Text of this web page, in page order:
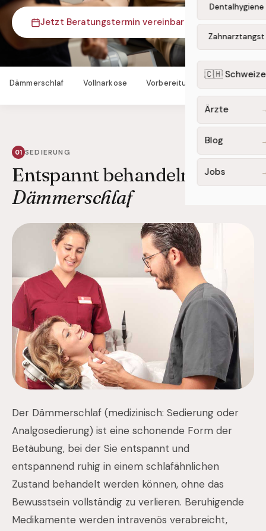
Dentalhygiene
Zahnarztangst
🇨🇭
Ärzte
Blog
Jobs
Jetzt Beratungstermin vereinbaren
Dämmerschlaf Vollnarkose Vorbereitung
SEDIERUNG
Entspannt behandeln im
Dämmerschlaf
Der Dämmerschlaf (medizinisch: Sedierung oder
Analgosedierung) ist eine schonende Form der
Betäubung, bei der Sie entspannt und
entspannend ruhig in einem schlafähnlichen
Zustand behandelt werden können, ohne das
Bewusstsein vollständig zu verlieren. Beruhigende
Medikamente werden intravenös verabreicht,